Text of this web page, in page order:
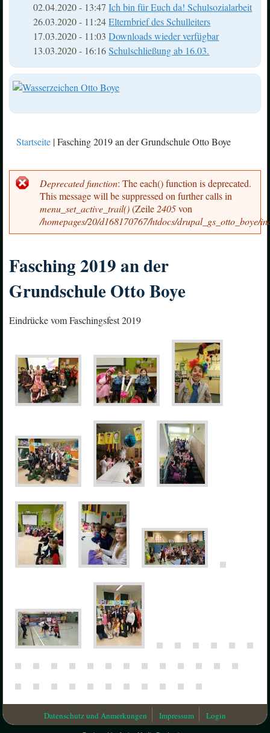
02.04.2020 - 13:47 Ich bin für Euch da! Schulsozialarbeit
26.03.2020 - 11:24 Elternbrief des Schulleiters
17.03.2020 - 11:03 Downloads wieder verfügbar
13.03.2020 - 16:16 Schulschließung ab 16.03.
Startseite| Fasching 2019 an der Grundschule Otto Boye
Fehlermeldung
Deprecated function: The each() function is deprecated.
This message will be suppressed on further calls in
menu_set_active_trail()(Zeile 2405von
/homepages/20/d168170767/htdocs/drupal_gs_otto_boye/
Fasching 2019 an der
Grundschule Otto Boye
Eindrücke vom Faschingsfest 2019
Datenschutz und Anmerkungen Impressum Login